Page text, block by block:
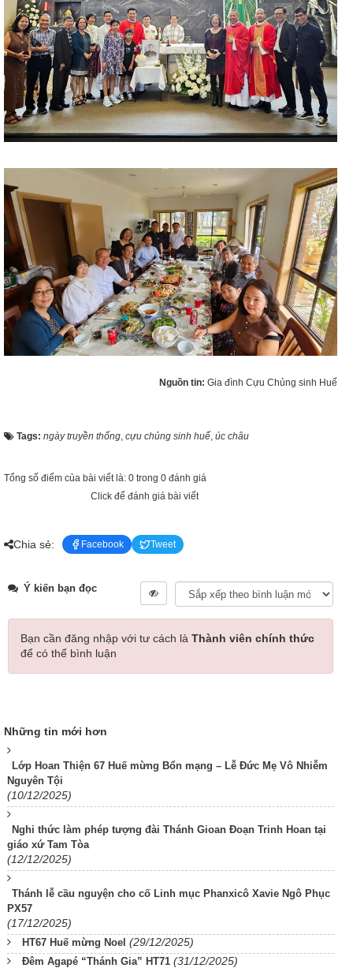
Nguồn tin: Gia đình Cựu Chủng sinh Huế
Tags: ngày truyền thống, cựu chủng sinh huế, úc châu
Tổng số điểm của bài viết là: 0 trong 0 đánh giá
Click để đánh giá bài viết
Chia sẻ: Facebook Tweet
Ý kiến bạn đọc
Bạn cần đăng nhập với tư cách là Thành viên chính thức
để có thể bình luận
Những tin mới hơn
Lớp Hoan Thiện 67 Huế mừng Bổn mạng – Lễ Đức Mẹ Vô Nhiễm
Nguyên Tội
(10/12/2025)
Nghi thức làm phép tượng đài Thánh Gioan Đoạn Trinh Hoan tại
giáo xứ Tam Tòa
(12/12/2025)
Thánh lễ cầu nguyện cho cố Linh mục Phanxicô Xavie Ngô Phục
PX57
(17/12/2025)
HT67 Huế mừng Noel (29/12/2025)
Đêm Agapé “Thánh Gia” HT71 (31/12/2025)